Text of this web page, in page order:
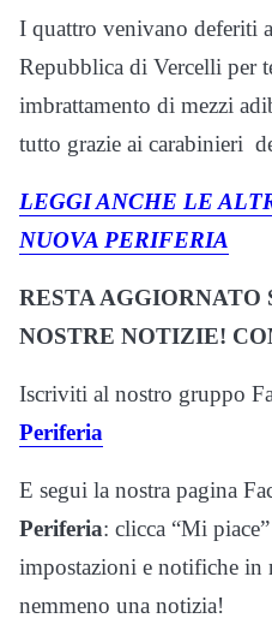
I quattro venivano deferiti
Repubblica di Vercelli per
imbrattamento di mezzi
tutto grazie ai carabinieri
LEGGI ANCHE LE
NUOVA PERIFERIA
RESTA AGGIORNATO
NOSTRE NOTIZIE!
Iscriviti al nostro gruppo
Periferia
E segui la nostra pagina
Periferia: clicca “Mi
impostazioni e notifiche in
nemmeno una notizia!